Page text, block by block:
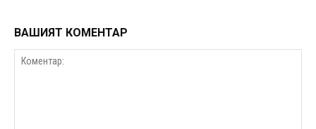
ВАШИЯТ КОМЕНТАР